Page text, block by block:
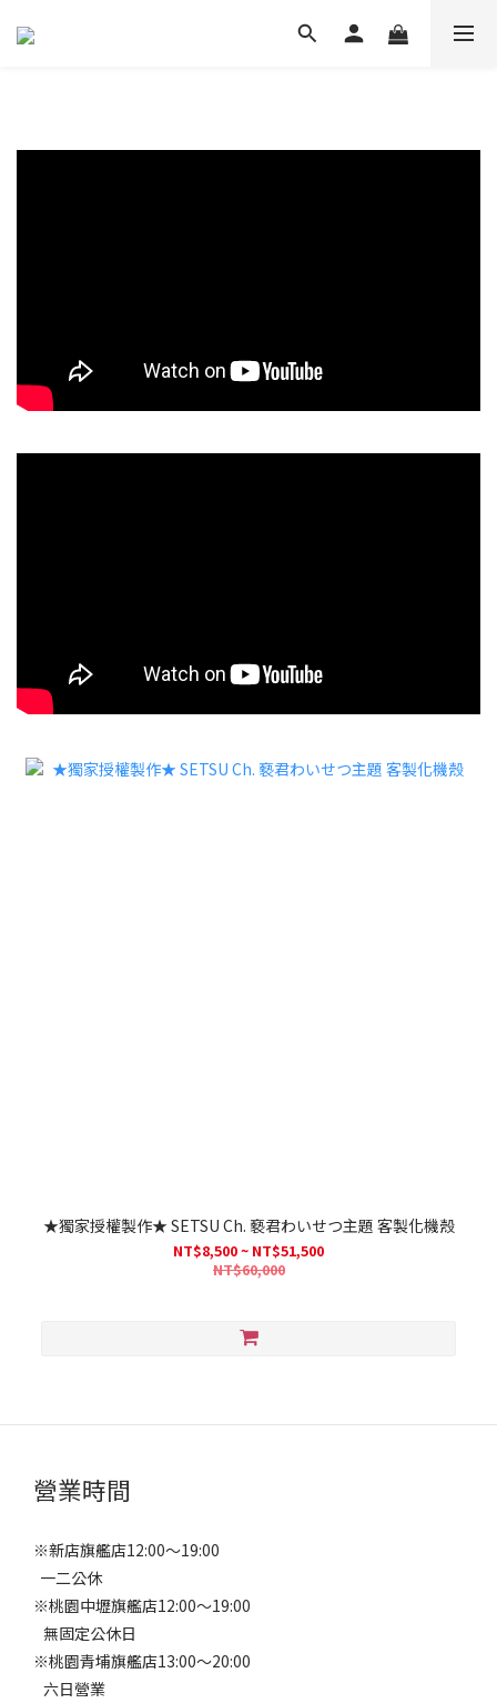
★獨家授權製作★ SETSU Ch. 褻君わいせつ主題 客製化機殼
NT$8,500 ~ NT$51,500
NT$60,000
營業時間
※新店旗艦店12:00～19:00
一二公休
※桃園中壢旗艦店12:00～19:00
無固定公休日
※桃園青埔旗艦店13:00～20:00
六日營業